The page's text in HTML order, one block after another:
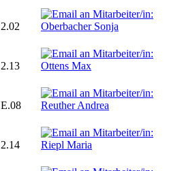
2.02
2.13
E.08
2.14